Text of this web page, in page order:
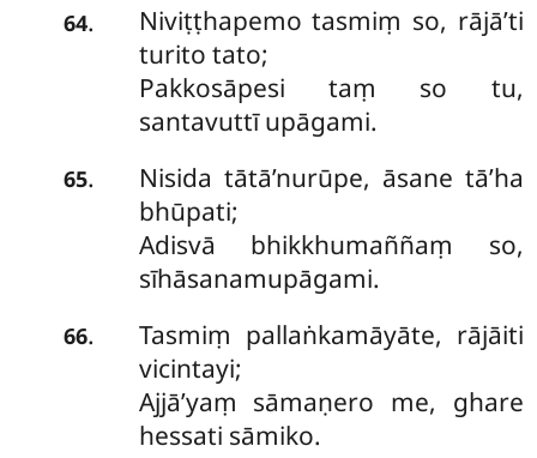
64. Niviṭṭhapemotasmiṃ so, rājā’ti
turito tato;
Pakkosāpesi taṃ so tu,
santavuttī upāgami.
65.
Nisida tātā’nurūpe, āsane tā’ha
bhūpati;
Adisvā bhikkhumaññaṃ so,
sīhāsanamupāgami.
66.
Tasmiṃ pallaṅkamāyāte, rājāiti
vicintayi;
Ajjā’yaṃ sāmaṇero me, ghare
hessati sāmiko.